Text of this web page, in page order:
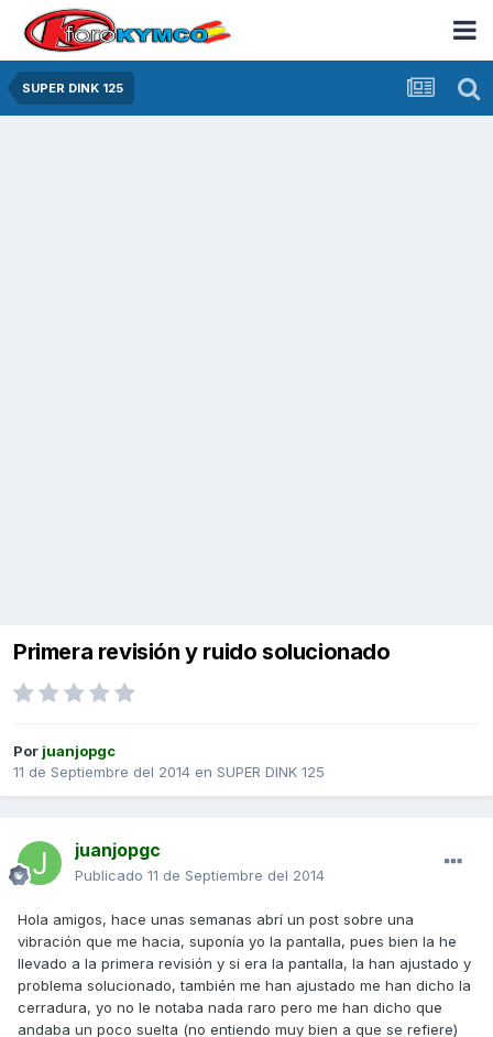
SUPER DINK 125
Primera revisión y ruido solucionado
Por juanjopgc
11 de Septiembre del 2014 en SUPER DINK 125
juanjopgc
Publicado 11 de Septiembre del 2014
Hola amigos, hace unas semanas abrí un post sobre una
vibración que me hacia, suponía yo la pantalla, pues bien la he
llevado a la primera revisión y si era la pantalla, la han ajustado y
problema solucionado, también me han ajustado me han dicho la
cerradura, yo no le notaba nada raro pero me han dicho que
andaba un poco suelta (no entiendo muy bien a que se refiere)